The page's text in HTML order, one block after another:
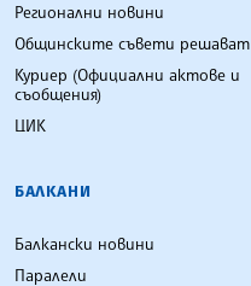
Регионални новини
Общинските съвети решават
Куриер (Официални актове и
съобщения)
ЦИК
БАЛКАНИ
Балкански новини
Паралели